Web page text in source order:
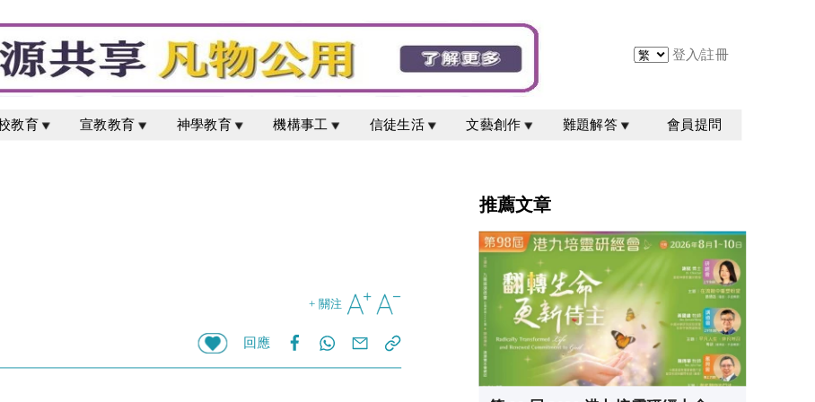
登入/註冊
教育 宣教教育 神學教育 機構事工 信徒生活 文藝創作 難題解答 會員提問
+ 關注
回應
推薦文章